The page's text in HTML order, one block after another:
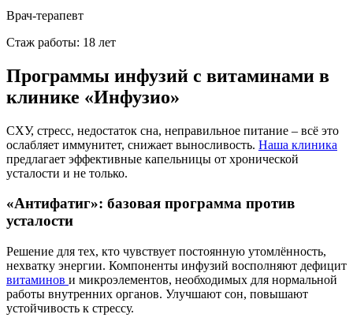
Врач-терапевт
Стаж работы: 18 лет
Программы инфузий с витаминами в
клинике «Инфузио»
СХУ, стресс, недостаток сна, неправильное питание – всё это
ослабляет иммунитет, снижает выносливость. Наша клиника
предлагает эффективные капельницы от хронической
усталости и не только.
«Антифатиг»: базовая программа против
усталости
Решение для тех, кто чувствует постоянную утомлённость,
нехватку энергии. Компоненты инфузий восполняют дефицит
витаминов и микроэлементов, необходимых для нормальной
работы внутренних органов. Улучшают сон, повышают
устойчивость к стрессу.